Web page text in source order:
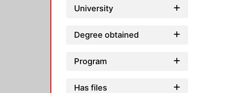
University
Degree obtained
Program
Has files